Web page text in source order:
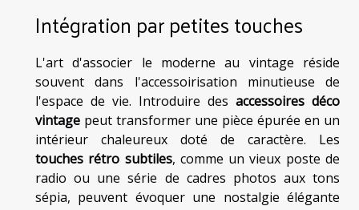
Intégration par petites touches
L'art d'associer le moderne au vintage réside
souvent dans l'accessoirisation minutieuse de
l'espace de vie. Introduire des accessoires déco
vintage peut transformer une pièce épurée en un
intérieur chaleureux doté de caractère. Les
touches rétro subtiles, comme un vieux poste de
radio ou une série de cadres photos aux tons
sépia, peuvent évoquer une nostalgie élégante